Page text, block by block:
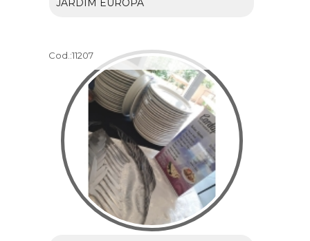
JARDIM EUROPA
Cod.:11207